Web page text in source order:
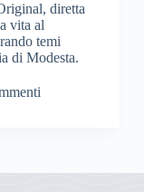
diretta
vita al
temi
di Modesta.